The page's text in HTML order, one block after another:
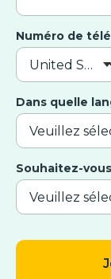
Numéro de
Dans quelle
Souhaitez-